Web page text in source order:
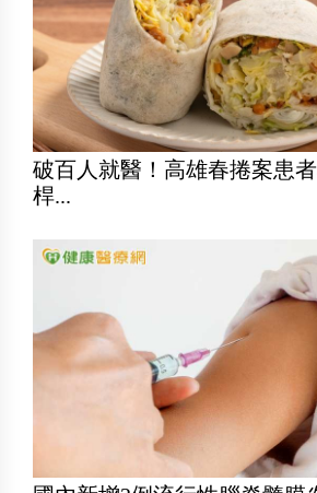
破百人就醫！高雄春捲案患
桿...